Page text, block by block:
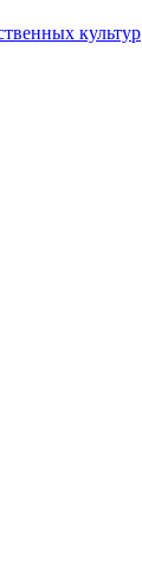
культур